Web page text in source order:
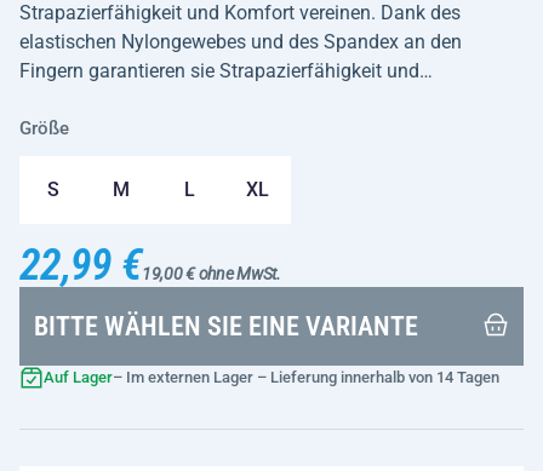
Strapazierfähigkeit und Komfort vereinen. Dank des
elastischen Nylongewebes und des Spandex an den
Fingern garantieren sie Strapazierfähigkeit und…
Größe
S M L XL
22,99 €19,00 € ohne MwSt.
BITTE WÄHLEN SIE EINE VARIANTE
Auf Lager– Im externen Lager – Lieferung innerhalb von 14 Tagen